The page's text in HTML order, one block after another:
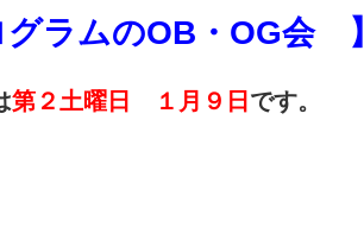
ラムのOB・OG会 】
第２土曜日 １月９日 です。